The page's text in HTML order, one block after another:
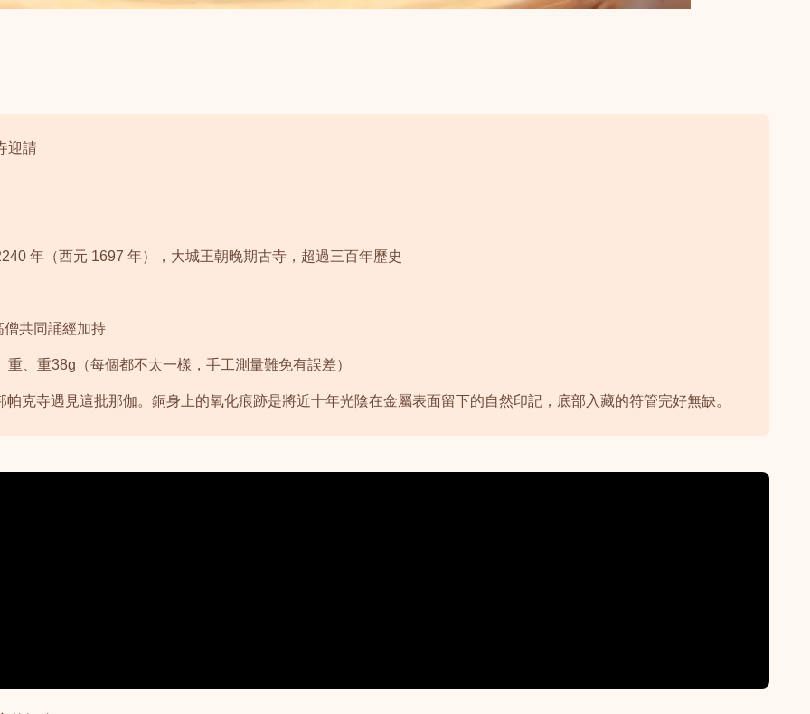
迎請
年（西元 1697 年），大城王朝晚期古寺，超過三百年歷史
共同誦經加持
、重38g（每個都不太一樣，手工測量難免有誤差）
克寺遇見這批那伽。銅身上的氧化痕跡是將近十年光陰在金屬表面留下的自然印記，底部入藏的符管完好無缺。